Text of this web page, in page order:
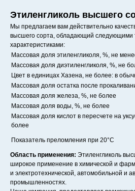
Этиленгликоль высшего
Мы предлагаем вам действительно
высшего сорта, обладающий следующими
характеристиками:
Массовая доля этиленгликоля, %, не
Массовая доля диэтиленгликоля, %, не
Цвет в единицах Хазена, не более: в
Массовая доля остатка после
Массовая доля железа, %, не более
Массовая доля воды, %, не более
Массовая доля кислот в пересчете на
более
Показатель преломления при 20°C
Область применения: Этиленгликоль
широкое применение в химической и
и электротехнической, автомобильной и
промышленностях.